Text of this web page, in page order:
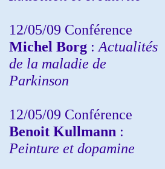
12/05/09 Conférence
Michel Borg : Actualités
de la maladie de
Parkinson
12/05/09 Conférence
Benoit Kullmann :
Peinture et dopamine